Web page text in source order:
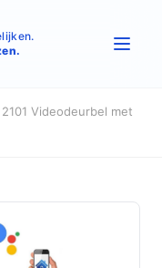
2101 Videodeurbel met